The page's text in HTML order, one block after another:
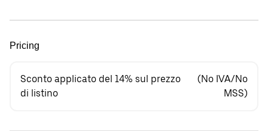
Pricing
Sconto applicato del 14% sul prezzo
di listino
(No IVA/No
MSS)